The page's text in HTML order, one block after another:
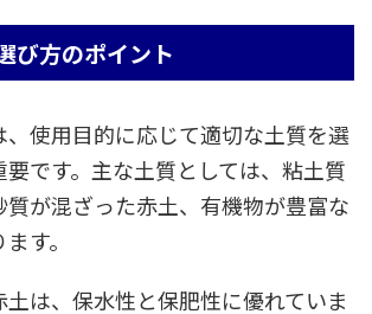
び方のポイント
、使用目的に応じて適切な土質を選
です。主な土質としては、粘土質
質が混ざった赤土、有機物が豊富な
す。
は、保水性と保肥性に優れていま